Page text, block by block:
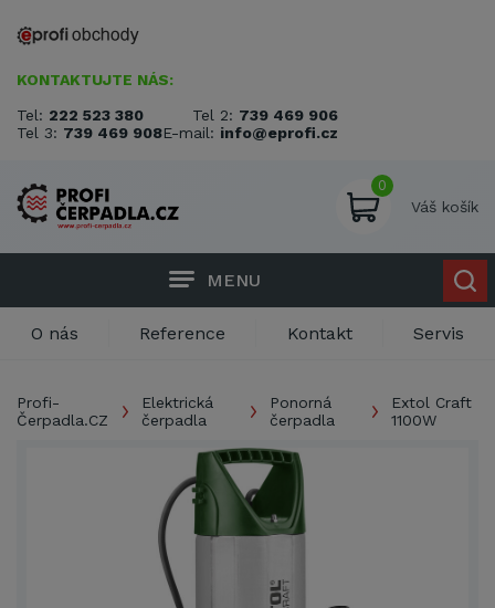
KONTAKTUJTE NÁS:
Tel: 222 523 380 Tel 2: 739 469 906
Tel 3: 739 469 908E-mail: info@eprofi.cz
0
Váš košík
MENU
O nás Reference Kontakt Servis
Profi-
Čerpadla.CZ
Elektrická
čerpadla
Ponorná
čerpadla
Extol Craft
1100W